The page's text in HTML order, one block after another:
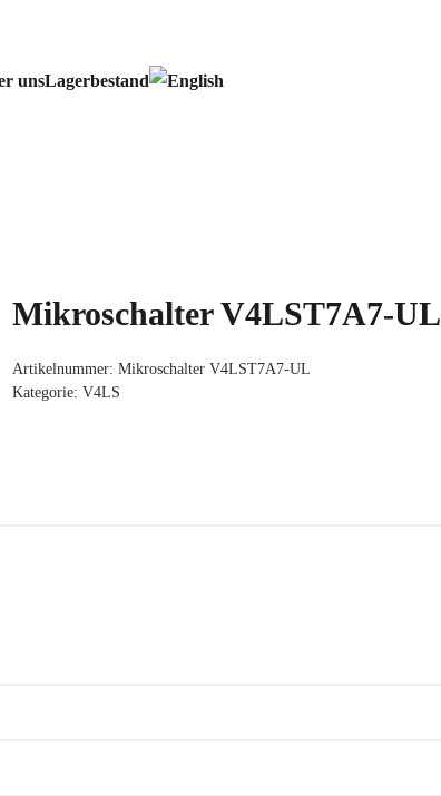
unsLagerbestand
Mikroschalter V4LST7A7-UL
Artikelnummer: Mikroschalter V4LST7A7-UL
Kategorie: V4LS